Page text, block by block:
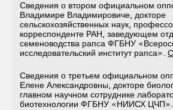
Сведения о втором официальном
Владимире Владимировиче, докторе
сельскохозяйственных наук,
корреспонденте РАН, заведующем
семеноводства рапса ФГБНУ
исследовательский институт рапса».
Сведения о третьем официальном
Елене Александровны, докторе
главном научном сотруднике
биотехнологии ФГБНУ «НИИСХ